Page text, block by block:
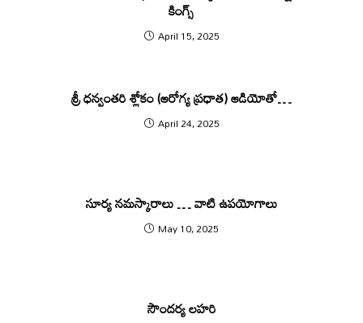
కింగ్స్
April 15, 2025
శ్రీ ధ‌న్వంత‌రి శ్లోకం (ఆరోగ్య ప్ర‌ధాత‌) ఆడియోతో…
April 24, 2025
సూర్య నమస్కారాలు … వాటి ఉపయోగాలు
May 10, 2025
సౌందర్య లహరి